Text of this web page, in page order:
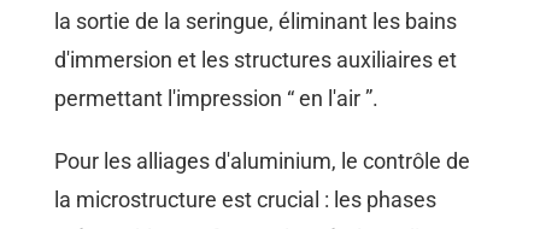
la sortie de la seringue, éliminant les bains
d'immersion et les structures auxiliaires et
permettant l'impression “ en l'air ”.
Pour les alliages d'aluminium, le contrôle de
la microstructure est crucial : les phases